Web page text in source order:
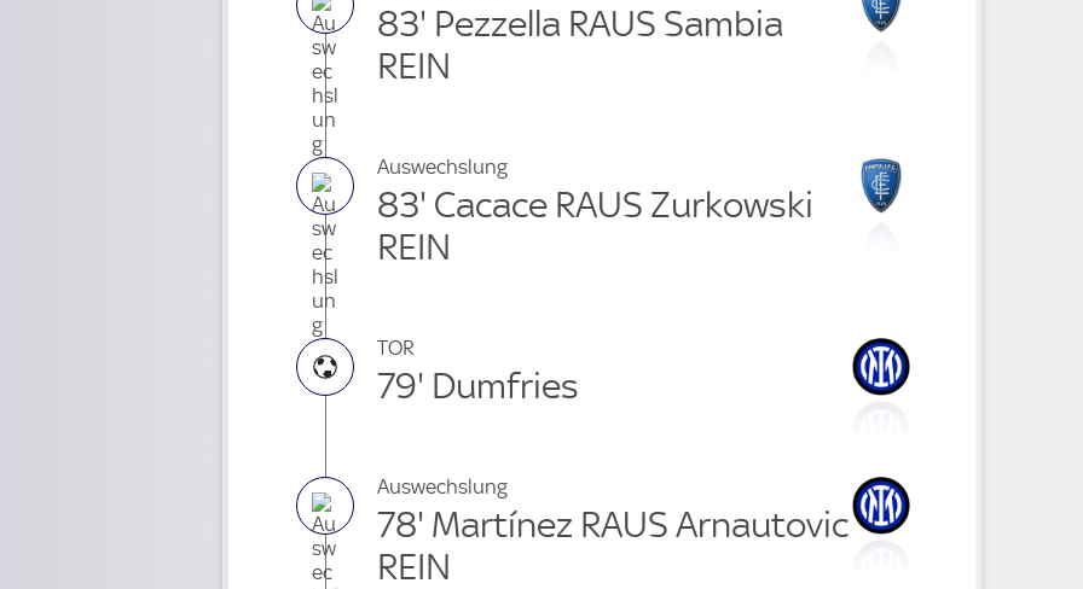
83' Pezzella RAUS Sambia
REIN
Auswechslung
83' Cacace RAUS Zurkowski
REIN
TOR
79' Dumfries
Auswechslung
78' Martínez RAUS Arnautovic
REIN